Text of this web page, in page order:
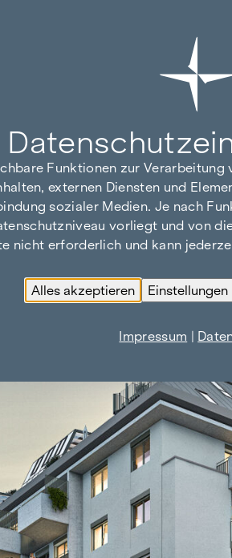
Funktionen zur
externen Diensten und
sozialer Medien. Je nach
vorliegt und von
nicht erforderlich und kann
Alles akzeptieren Einstellungen
Impressum |